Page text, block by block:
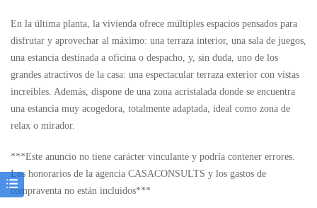
En la última planta, la vivienda ofrece múltiples espacios pensados para
disfrutar y aprovechar al máximo: una terraza interior, una sala de juegos,
una estancia destinada a oficina o despacho, y, sin duda, uno de los
grandes atractivos de la casa: una espectacular terraza exterior con vistas
increíbles. Además, dispone de una zona acristalada donde se encuentra
una estancia muy acogedora, totalmente adaptada, ideal como zona de
relax o mirador.
***Este anuncio no tiene carácter vinculante y podría contener errores.
Los honorarios de la agencia CASACONSULTS y los gastos de
compraventa no están incluidos***